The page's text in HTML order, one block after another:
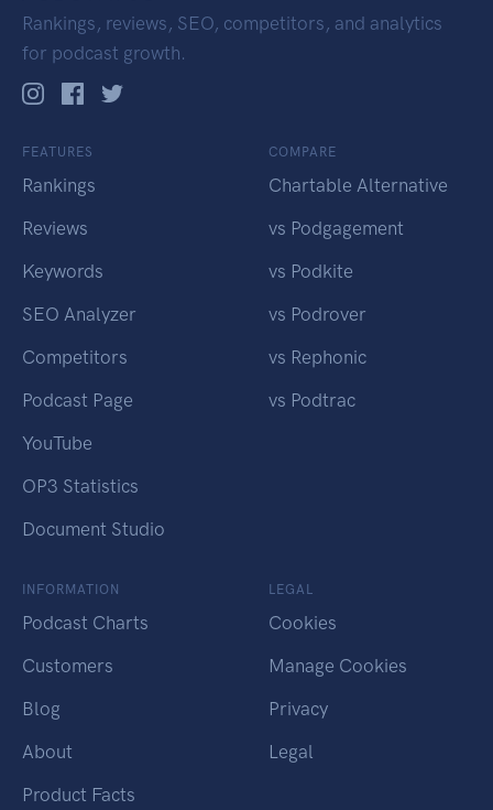
Rankings, reviews, SEO, competitors, and analytics
for podcast growth.
FEATURES
Rankings
Reviews
Keywords
SEO Analyzer
Competitors
Podcast Page
YouTube
OP3 Statistics
Document Studio
COMPARE
Chartable Alternative
vs Podgagement
vs Podkite
vs Podrover
vs Rephonic
vs Podtrac
INFORMATION
Podcast Charts
Customers
Blog
About
Product Facts
LEGAL
Cookies
Manage Cookies
Privacy
Legal